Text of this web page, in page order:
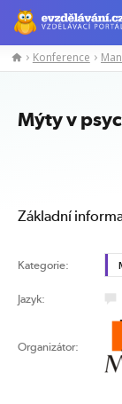
Konference
Mýty v
Základní
Kategorie:
Jazyk:
Organizátor: